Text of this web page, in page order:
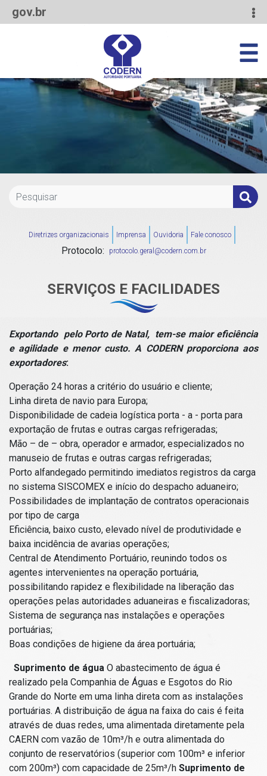
gov.br
Diretrizes organizacionais Imprensa Ouvidoria Fale conosco
Protocolo: protocolo.geral@codern.com.br
SERVIÇOS E FACILIDADES
Exportando pelo Porto de Natal, tem-se maior eficiência
e agilidade e menor custo. A CODERN proporciona aos
exportadores:
Operação 24 horas a critério do usuário e cliente;
Linha direta de navio para Europa;
Disponibilidade de cadeia logística porta - a - porta para
exportação de frutas e outras cargas refrigeradas;
Mão – de – obra, operador e armador, especializados no
manuseio de frutas e outras cargas refrigeradas;
Porto alfandegado permitindo imediatos registros da carga
no sistema SISCOMEX e início do despacho aduaneiro;
Possibilidades de implantação de contratos operacionais
por tipo de carga
Eficiência, baixo custo, elevado nível de produtividade e
baixa incidência de avarias operações;
Central de Atendimento Portuário, reunindo todos os
agentes intervenientes na operação portuária,
possibilitando rapidez e flexibilidade na liberação das
operações pelas autoridades aduaneiras e fiscalizadoras;
Sistema de segurança nas instalações e operações
portuárias;
Boas condições de higiene da área portuária;
Suprimento de água O abastecimento de água é
realizado pela Companhia de Águas e Esgotos do Rio
Grande do Norte em uma linha direta com as instalações
portuárias. A distribuição de água na faixa do cais é feita
através de duas redes, uma alimentada diretamente pela
CAERN com vazão de 10m³/h e outra alimentada do
conjunto de reservatórios (superior com 100m³ e inferior
com 200m³) com capacidade de 25m³/h Suprimento de